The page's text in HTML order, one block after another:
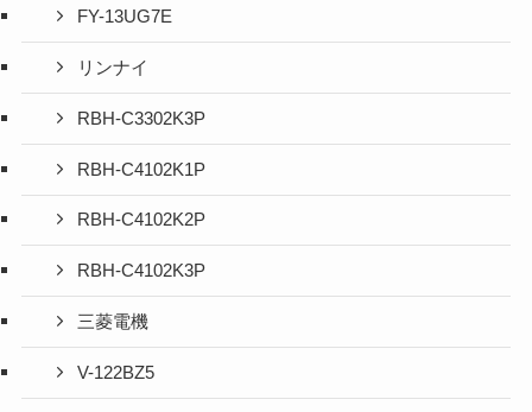
FY-13UG7E
リンナイ
RBH-C3302K3P
RBH-C4102K1P
RBH-C4102K2P
RBH-C4102K3P
三菱電機
V-122BZ5